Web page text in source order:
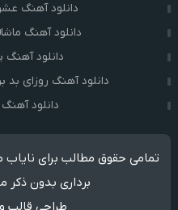
دانلود آهنگ
دانلود آهنگ
دانلود آهنگ
دانلود آهنگ روزای بد
دانلود آهنگ
تمامی حقوق مطالب برای
برداری بدون ذکر